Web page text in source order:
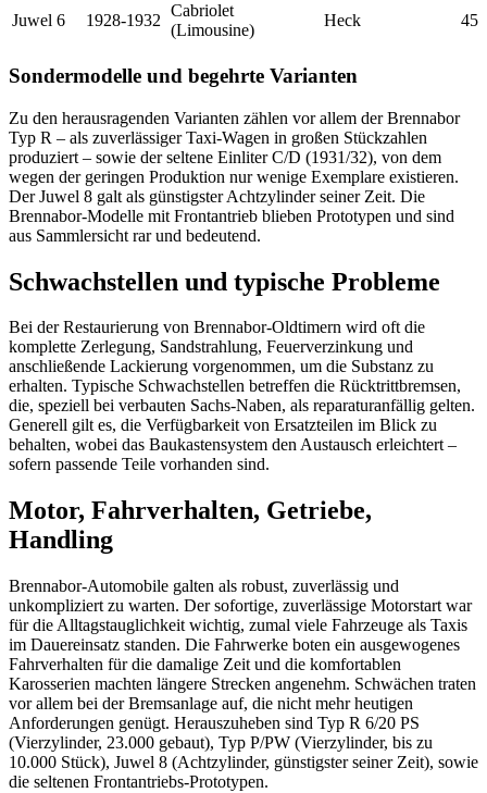
Juwel 6 1928-1932
Cabriolet
(Limousine)
Heck 45
Sondermodelle und begehrte Varianten
Zu den herausragenden Varianten zählen vor allem der Brennabor
Typ R – als zuverlässiger Taxi-Wagen in großen Stückzahlen
produziert – sowie der seltene Einliter C/D (1931/32), von dem
wegen der geringen Produktion nur wenige Exemplare existieren.
Der Juwel 8 galt als günstigster Achtzylinder seiner Zeit. Die
Brennabor-Modelle mit Frontantrieb blieben Prototypen und sind
aus Sammlersicht rar und bedeutend.
Schwachstellen und typische Probleme
Bei der Restaurierung von Brennabor-Oldtimern wird oft die
komplette Zerlegung, Sandstrahlung, Feuerverzinkung und
anschließende Lackierung vorgenommen, um die Substanz zu
erhalten. Typische Schwachstellen betreffen die Rücktrittbremsen,
die, speziell bei verbauten Sachs-Naben, als reparaturanfällig gelten.
Generell gilt es, die Verfügbarkeit von Ersatzteilen im Blick zu
behalten, wobei das Baukastensystem den Austausch erleichtert –
sofern passende Teile vorhanden sind.
Motor, Fahrverhalten, Getriebe,
Handling
Brennabor-Automobile galten als robust, zuverlässig und
unkompliziert zu warten. Der sofortige, zuverlässige Motorstart war
für die Alltagstauglichkeit wichtig, zumal viele Fahrzeuge als Taxis
im Dauereinsatz standen. Die Fahrwerke boten ein ausgewogenes
Fahrverhalten für die damalige Zeit und die komfortablen
Karosserien machten längere Strecken angenehm. Schwächen traten
vor allem bei der Bremsanlage auf, die nicht mehr heutigen
Anforderungen genügt. Herauszuheben sind Typ R 6/20 PS
(Vierzylinder, 23.000 gebaut), Typ P/PW (Vierzylinder, bis zu
10.000 Stück), Juwel 8 (Achtzylinder, günstigster seiner Zeit), sowie
die seltenen Frontantriebs-Prototypen.